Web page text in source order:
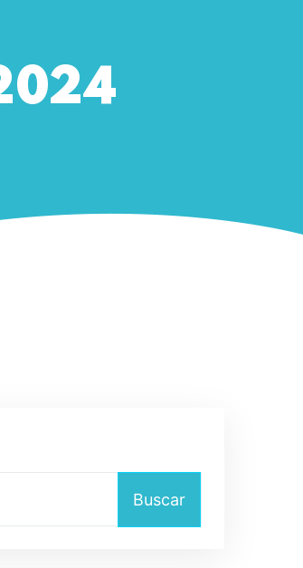
Buscar